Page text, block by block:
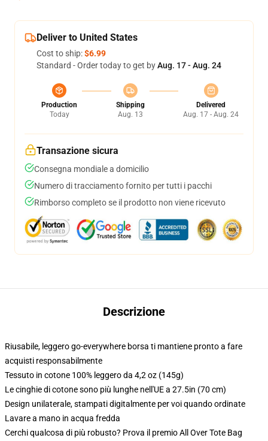
Deliver to United States
Cost to ship:$6.99
Standard - Order today to get byAug. 17 - Aug. 24
Production
Today
Shipping
Aug. 13
Delivered
Aug. 17 - Aug. 24
Transazione sicura
Consegna mondiale a domicilio
Numero di tracciamento fornito per tutti i pacchi
Rimborso completo se il prodotto non viene ricevuto
Descrizione
Riusabile, leggero go-everywhere borsa ti mantiene pronto a fare
acquisti responsabilmente
Tessuto in cotone 100% leggero da 4,2 oz (145g)
Le cinghie di cotone sono più lunghe nell'UE a 27.5in (70 cm)
Design unilaterale, stampati digitalmente per voi quando ordinate
Lavare a mano in acqua fredda
Cerchi qualcosa di più robusto? Prova il premio All Over Tote Bag